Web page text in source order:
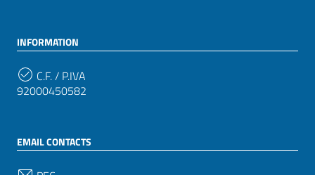
INFORMATION
C.F. / P.IVA
92000450582
EMAIL CONTACTS